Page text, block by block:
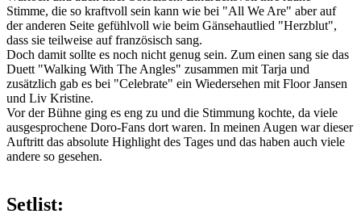
Stimme, die so kraftvoll sein kann wie bei "All We Are" aber auf
der anderen Seite gefühlvoll wie beim Gänsehautlied "Herzblut",
dass sie teilweise auf französisch sang.
Doch damit sollte es noch nicht genug sein. Zum einen sang sie das
Duett "Walking With The Angles" zusammen mit Tarja und
zusätzlich gab es bei "Celebrate" ein Wiedersehen mit Floor Jansen
und Liv Kristine.
Vor der Bühne ging es eng zu und die Stimmung kochte, da viele
ausgesprochene Doro-Fans dort waren. In meinen Augen war dieser
Auftritt das absolute Highlight des Tages und das haben auch viele
andere so gesehen.
Setlist: